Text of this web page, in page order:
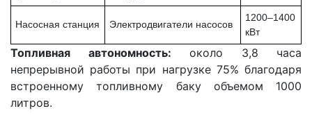
Насосная станция Электродвигатели насосов
1200–1400
кВт
Топливная автономность: около 3,8 часа
непрерывной работы при нагрузке 75% благодаря
встроенному топливному баку объемом 1000
литров.